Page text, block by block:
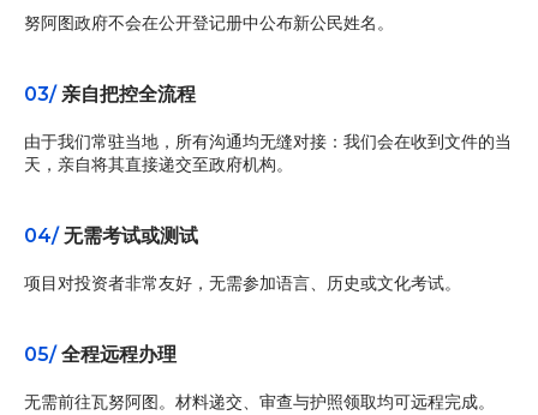
努阿图政府不会在公开登记册中公布新公民姓名。
03/ 亲自把控全流程
由于我们常驻当地，所有沟通均无缝对接：我们会在收到文件的当
天，亲自将其直接递交至政府机构。
04/无需考试或测试
项目对投资者非常友好，无需参加语言、历史或文化考试。
05/全程远程办理
无需前往瓦努阿图。材料递交、审查与护照领取均可远程完成。